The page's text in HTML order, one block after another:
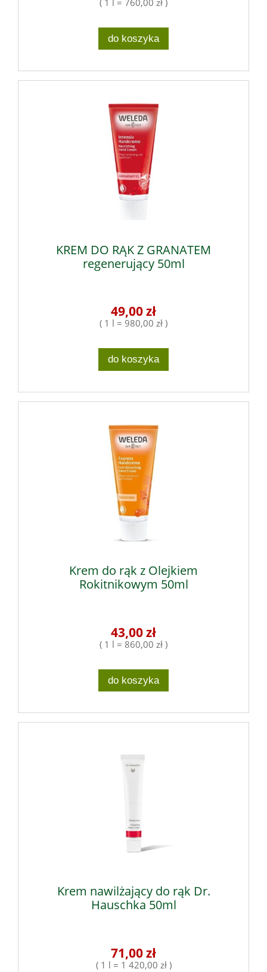
( 1 l = 760,00 zł )
do koszyka
KREM DO RĄK Z GRANATEM
regenerujący 50ml
49,00 zł
( 1 l = 980,00 zł )
do koszyka
Krem do rąk z Olejkiem
Rokitnikowym 50ml
43,00 zł
( 1 l = 860,00 zł )
do koszyka
Krem nawilżający do rąk Dr.
Hauschka 50ml
71,00 zł
( 1 l = 1 420,00 zł )